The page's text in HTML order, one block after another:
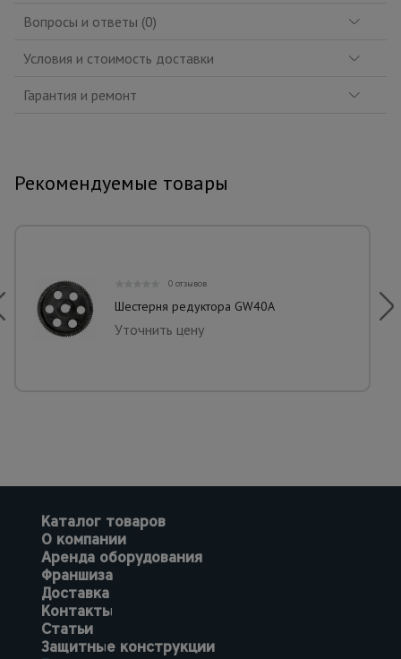
Вопросы и ответы (0)
Условия и стоимость доставки
Гарантия и ремонт
Рекомендуемые товары
0 отзывов
Шестерня редуктора GW40A
Уточнить цену
Каталог товаров
О компании
Аренда оборудования
Франшиза
Доставка
Контакты
Статьи
Защитные конструкции